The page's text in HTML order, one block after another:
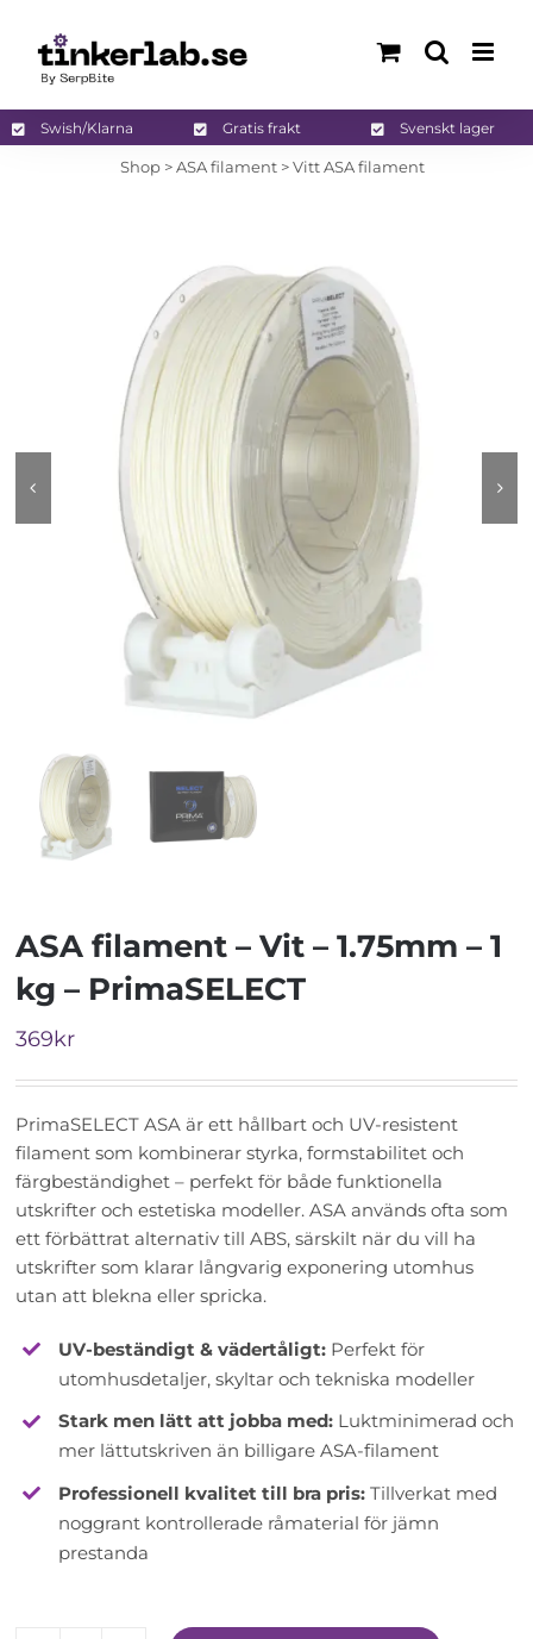
innehållet
Swish/Klarna Gratis frakt Svenskt lager
Shop>ASA filament>Vitt ASA filament
ASA filament – Vit – 1.75mm – 1
kg – PrimaSELECT
369kr
PrimaSELECT ASA är ett hållbart och UV-resistent
filament som kombinerar styrka, formstabilitet och
färgbeständighet – perfekt för både funktionella
utskrifter och estetiska modeller. ASA används ofta som
ett förbättrat alternativ till ABS, särskilt när du vill ha
utskrifter som klarar långvarig exponering utomhus
utan att blekna eller spricka.
UV-beständigt & vädertåligt: Perfekt för
utomhusdetaljer, skyltar och tekniska modeller
Stark men lätt att jobba med: Luktminimerad och
mer lättutskriven än billigare ASA-filament
Professionell kvalitet till bra pris: Tillverkat med
noggrant kontrollerade råmaterial för jämn
prestanda